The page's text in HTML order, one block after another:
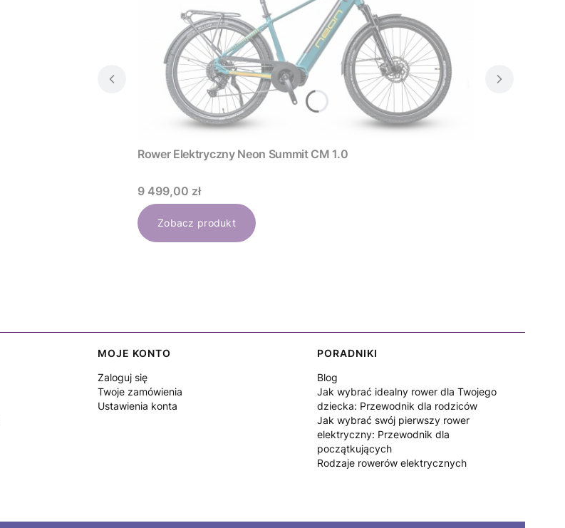
Rower Elektryczny Neon Summit CM 1.0
Cena
9 499,00 zł
Zobacz produkt
MOJE KONTO
Zaloguj się
Twoje zamówienia
Ustawienia konta
PORADNIKI
Blog
Jak wybrać idealny rower dla Twojego
dziecka: Przewodnik dla rodziców
Jak wybrać swój pierwszy rower
elektryczny: Przewodnik dla
początkujących
Rodzaje rowerów elektrycznych